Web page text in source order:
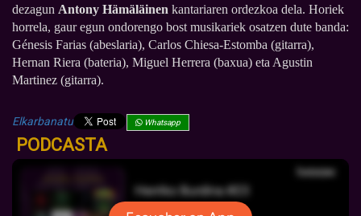
dezagun Antony Hämäläinen kantariaren ordezkoa dela. Horiek
horrela, gaur egun ondorengo bost musikariek osatzen dute banda:
Génesis Farias (abeslaria), Carlos Chiesa-Estomba (gitarra),
Hernan Riera (bateria), Miguel Herrera (baxua) eta Agustin
Martinez (gitarra).
Elkarbanatu Whatsapp
PODCASTA